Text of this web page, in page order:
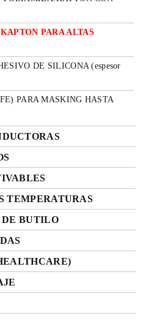
PARA ALTAS
DE SILICONA (espesor
PARA MASKING HASTA
TEMPERATURAS
DE BUTILO